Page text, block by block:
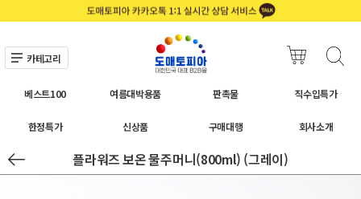
카테고리
베스트100 여름대박용품 판촉물 직수입특가
한정특가 신상품 구매대행 회사소개
플라워즈 보온 물주머니(800ml) (그레이)